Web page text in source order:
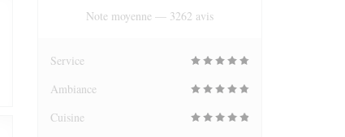
Note moyenne — 3262 avis
Service
Ambiance
Cuisine